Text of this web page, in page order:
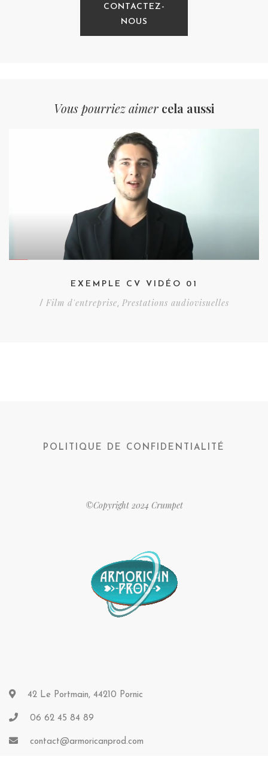
CONTACTEZ-
NOUS
Vous pourriez aimer cela aussi
EXEMPLE CV VIDÉO 01
/ Film d'entreprise, Prestations audiovisuelles
POLITIQUE DE CONFIDENTIALITÉ
©Copyright 2024 Crumpet
42 Le Portmain, 44210 Pornic
06 62 45 84 89
contact@armoricanprod.com